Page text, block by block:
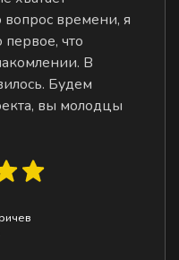
времени, я
что
В
Будем
вы молодцы